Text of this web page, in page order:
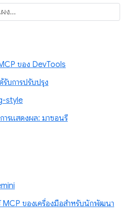
ของ DevTools
รับการปรับปรุง
style
ารแสดงผล: มาซอนรี
MCP ของเครื่องมือสำหรับนักพัฒนา